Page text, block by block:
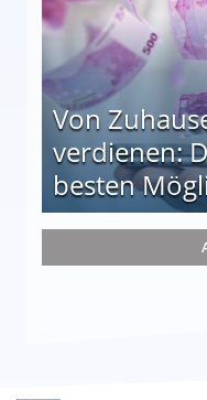
Von
verdienen:
besten
die 15 besten